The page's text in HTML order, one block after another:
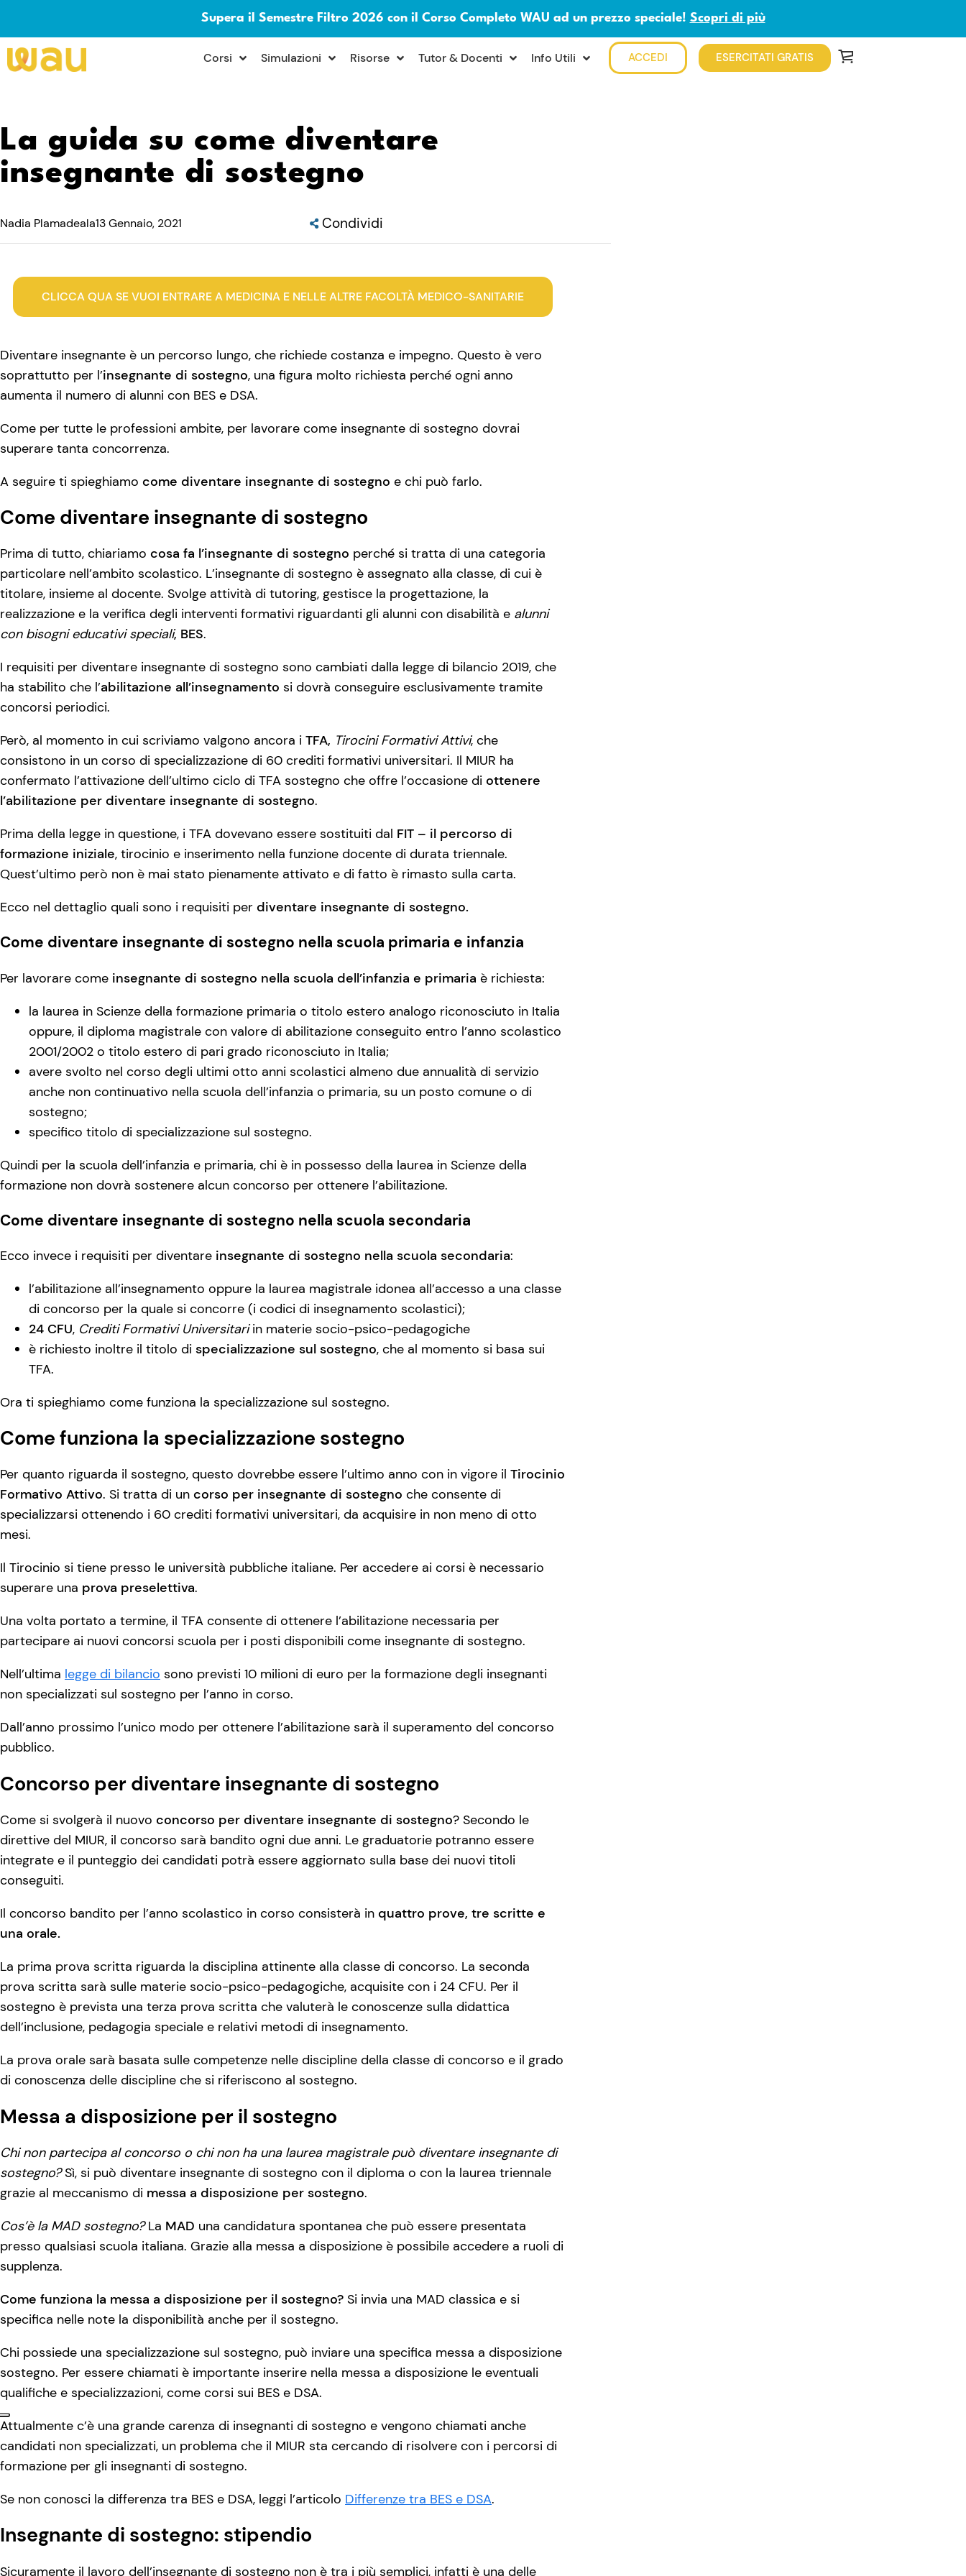
Supera il Semestre Filtro 2026 con il Corso Completo WAU ad un prezzo speciale! Scopri di più
× Corsi Simulazioni Risorse Tutor & Docenti Info Utili ACCEDI ESERCITATI GRATIS
La guida su come diventare
insegnante di sostegno
Nadia Plamadeala13 Gennaio, 2021 Condividi
CLICCA QUA SE VUOI ENTRARE A MEDICINA E NELLE ALTRE FACOLTÀ MEDICO-SANITARIE
Diventare insegnante è un percorso lungo, che richiede costanza e impegno. Questo è vero
soprattutto per l’insegnante di sostegno, una figura molto richiesta perché ogni anno
aumenta il numero di alunni con BES e DSA.
Come per tutte le professioni ambite, per lavorare come insegnante di sostegno dovrai
superare tanta concorrenza.
A seguire ti spieghiamo come diventare insegnante di sostegno e chi può farlo.
Come diventare insegnante di sostegno
Prima di tutto, chiariamo cosa fa l’insegnante di sostegno perché si tratta di una categoria
particolare nell’ambito scolastico. L’insegnante di sostegno è assegnato alla classe, di cui è
titolare, insieme al docente. Svolge attività di tutoring, gestisce la progettazione, la
realizzazione e la verifica degli interventi formativi riguardanti gli alunni con disabilità e alunni
con bisogni educativi speciali, BES.
I requisiti per diventare insegnante di sostegno sono cambiati dalla legge di bilancio 2019, che
ha stabilito che l’abilitazione all’insegnamento si dovrà conseguire esclusivamente tramite
concorsi periodici.
Però, al momento in cui scriviamo valgono ancora i TFA, Tirocini Formativi Attivi, che
consistono in un corso di specializzazione di 60 crediti formativi universitari. Il MIUR ha
confermato l’attivazione dell’ultimo ciclo di TFA sostegno che offre l’occasione di ottenere
l’abilitazione per diventare insegnante di sostegno.
Prima della legge in questione, i TFA dovevano essere sostituiti dal FIT – il percorso di
formazione iniziale, tirocinio e inserimento nella funzione docente di durata triennale.
Quest’ultimo però non è mai stato pienamente attivato e di fatto è rimasto sulla carta.
Ecco nel dettaglio quali sono i requisiti per diventare insegnante di sostegno.
Come diventare insegnante di sostegno nella scuola primaria e infanzia
Per lavorare come insegnante di sostegno nella scuola dell’infanzia e primaria è richiesta:
la laurea in Scienze della formazione primaria o titolo estero analogo riconosciuto in Italia
oppure, il diploma magistrale con valore di abilitazione conseguito entro l’anno scolastico
2001/2002 o titolo estero di pari grado riconosciuto in Italia;
avere svolto nel corso degli ultimi otto anni scolastici almeno due annualità di servizio
anche non continuativo nella scuola dell’infanzia o primaria, su un posto comune o di
sostegno;
specifico titolo di specializzazione sul sostegno.
Quindi per la scuola dell’infanzia e primaria, chi è in possesso della laurea in Scienze della
formazione non dovrà sostenere alcun concorso per ottenere l’abilitazione.
Come diventare insegnante di sostegno nella scuola secondaria
Ecco invece i requisiti per diventare insegnante di sostegno nella scuola secondaria:
l’abilitazione all’insegnamento oppure la laurea magistrale idonea all’accesso a una classe
di concorso per la quale si concorre (i codici di insegnamento scolastici);
24 CFU, Crediti Formativi Universitariin materie socio-psico-pedagogiche
è richiesto inoltre il titolo di specializzazione sul sostegno, che al momento si basa sui
TFA.
Ora ti spieghiamo come funziona la specializzazione sul sostegno.
Come funziona la specializzazione sostegno
Per quanto riguarda il sostegno, questo dovrebbe essere l’ultimo anno con in vigore il Tirocinio
Formativo Attivo. Si tratta di un corso per insegnante di sostegno che consente di
specializzarsi ottenendo i 60 crediti formativi universitari, da acquisire in non meno di otto
mesi.
Il Tirocinio si tiene presso le università pubbliche italiane. Per accedere ai corsi è necessario
superare una prova preselettiva.
Una volta portato a termine, il TFA consente di ottenere l’abilitazione necessaria per
partecipare ai nuovi concorsi scuola per i posti disponibili come insegnante di sostegno.
Nell’ultima legge di bilancio sono previsti 10 milioni di euro per la formazione degli insegnanti
non specializzati sul sostegno per l’anno in corso.
Dall’anno prossimo l’unico modo per ottenere l’abilitazione sarà il superamento del concorso
pubblico.
Concorso per diventare insegnante di sostegno
Come si svolgerà il nuovo concorso per diventare insegnante di sostegno? Secondo le
direttive del MIUR, il concorso sarà bandito ogni due anni. Le graduatorie potranno essere
integrate e il punteggio dei candidati potrà essere aggiornato sulla base dei nuovi titoli
conseguiti.
Il concorso bandito per l’anno scolastico in corso consisterà in quattro prove, tre scritte e
una orale.
La prima prova scritta riguarda la disciplina attinente alla classe di concorso. La seconda
prova scritta sarà sulle materie socio-psico-pedagogiche, acquisite con i 24 CFU. Per il
sostegno è prevista una terza prova scritta che valuterà le conoscenze sulla didattica
dell’inclusione, pedagogia speciale e relativi metodi di insegnamento.
La prova orale sarà basata sulle competenze nelle discipline della classe di concorso e il grado
di conoscenza delle discipline che si riferiscono al sostegno.
Messa a disposizione per il sostegno
Chi non partecipa al concorso o chi non ha una laurea magistrale può diventare insegnante di
sostegno?Sì, si può diventare insegnante di sostegno con il diploma o con la laurea triennale
grazie al meccanismo di messa a disposizione per sostegno.
Cos’è la MAD sostegno?La MAD una candidatura spontanea che può essere presentata
presso qualsiasi scuola italiana. Grazie alla messa a disposizione è possibile accedere a ruoli di
supplenza.
Come funziona la messa a disposizione per il sostegno? Si invia una MAD classica e si
specifica nelle note la disponibilità anche per il sostegno.
Chi possiede una specializzazione sul sostegno, può inviare una specifica messa a disposizione
sostegno. Per essere chiamati è importante inserire nella messa a disposizione le eventuali
qualifiche e specializzazioni, come corsi sui BES e DSA.
Attualmente c’è una grande carenza di insegnanti di sostegno e vengono chiamati anche
candidati non specializzati, un problema che il MIUR sta cercando di risolvere con i percorsi di
formazione per gli insegnanti di sostegno.
Se non conosci la differenza tra BES e DSA, leggi l’articolo Differenze tra BES e DSA.
Insegnante di sostegno: stipendio
Sicuramente il lavoro dell’insegnante di sostegno non è tra i più semplici, infatti è una delle